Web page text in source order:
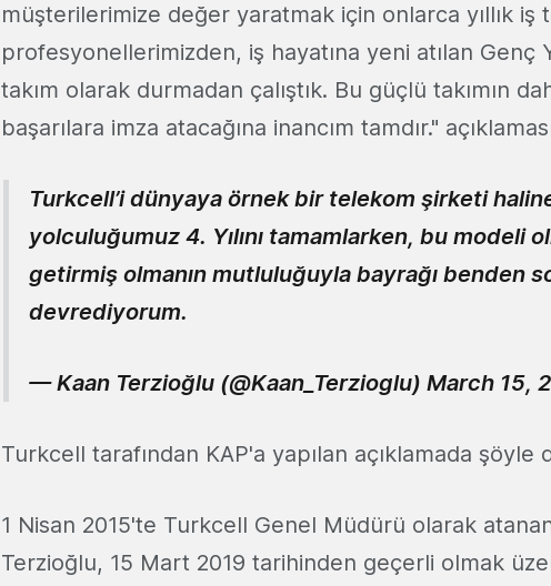
müşterilerimize değer yaratmak için onlarca yıllık iş
profesyonellerimizden, iş hayatına yeni atılan
takım olarak durmadan çalıştık. Bu güçlü takımın
başarılara imza atacağına inancım tamdır."
Turkcell’i dünyaya örnek bir telekom şirketi
yolculuğumuz 4. Yılını tamamlarken, bu modeli
getirmiş olmanın mutluluğuyla bayrağı benden
devrediyorum.
— Kaan Terzioğlu (@Kaan_Terzioglu) March 15,
Turkcell tarafından KAP'a yapılan açıklamada şöyle
1 Nisan 2015'te Turkcell Genel Müdürü olarak
Terzioğlu, 15 Mart 2019 tarihinden geçerli olmak